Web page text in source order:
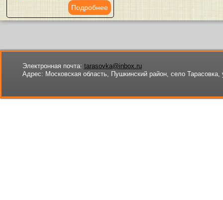
Подробнее
Электронная почта: tarasovka@inbox.ru
Адрес: Московская область, Пушкинский район, село